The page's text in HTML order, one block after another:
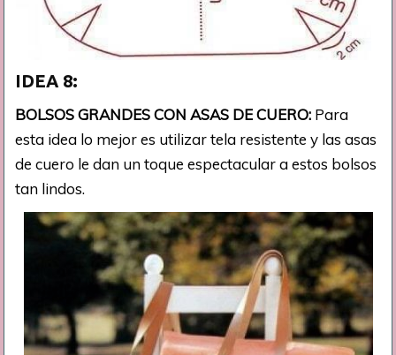
IDEA 8:
BOLSOS GRANDES CON ASAS DE CUERO: Para
esta idea lo mejor es utilizar tela resistente y las asas
de cuero le dan un toque espectacular a estos bolsos
tan lindos.